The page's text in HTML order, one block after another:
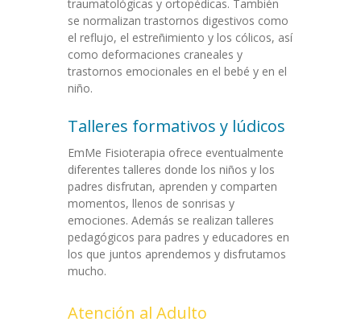
traumatológicas y ortopédicas. También
se normalizan trastornos digestivos como
el reflujo, el estreñimiento y los cólicos, así
como deformaciones craneales y
trastornos emocionales en el bebé y en el
niño.
Talleres formativos y lúdicos
EmMe Fisioterapia ofrece eventualmente
diferentes talleres donde los niños y los
padres disfrutan, aprenden y comparten
momentos, llenos de sonrisas y
emociones. Además se realizan talleres
pedagógicos para padres y educadores en
los que juntos aprendemos y disfrutamos
mucho.
Atención al Adulto